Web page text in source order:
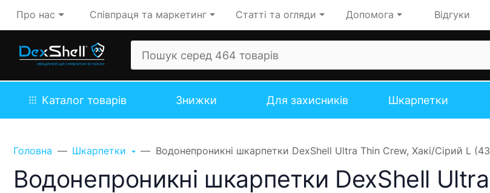
Про нас Співпраця та маркетинг Статті та огляди Допомога Відгуки
Каталог товарів Знижки Для захисників Шкарпетки
Головна Шкарпетки Водонепроникні шкарпетки DexShell Ultra Thin Crew, Хакі/Сірий L
Водонепроникні шкарпетки DexShell